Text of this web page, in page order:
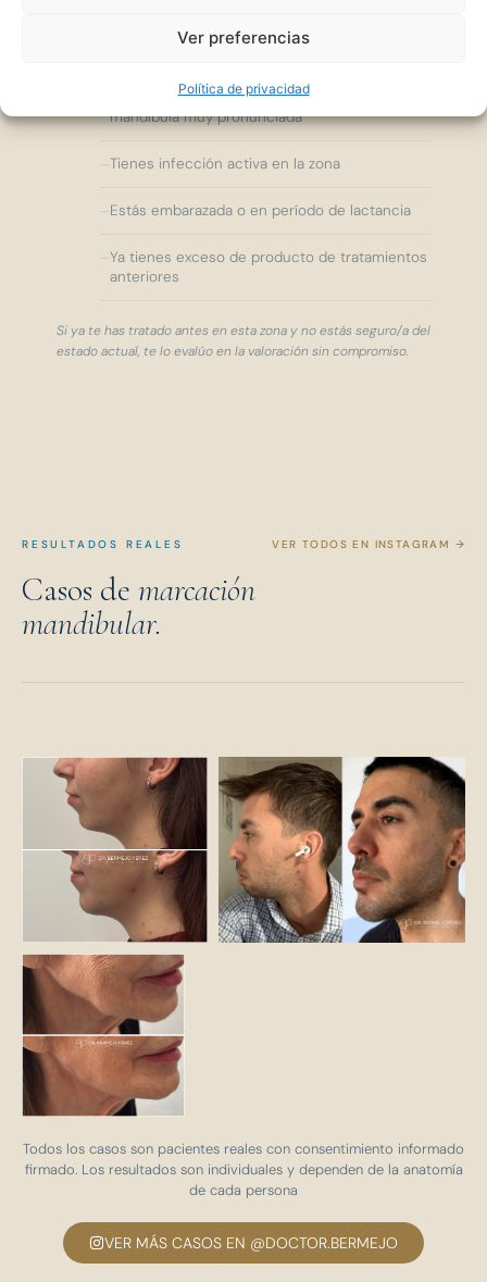
Ver preferencias
Política de privacidad
recomiendosi...
Buscas un cambio muy exagerado o una
mandíbula muy pronunciada
Tienes infección activa en la zona
Estás embarazada o en período de lactancia
Ya tienes exceso de producto de tratamientos
anteriores
Si ya te has tratado antes en esta zona y no estás seguro/a del
estado actual, te lo evalúo en la valoración sin compromiso.
RESULTADOS REALES
Casos de marcación
mandibular.
VER TODOS EN INSTAGRAM →
Todos los casos son pacientes reales con consentimiento informado
firmado. Los resultados son individuales y dependen de la anatomía
de cada persona
VER MÁS CASOS EN @DOCTOR.BERMEJO